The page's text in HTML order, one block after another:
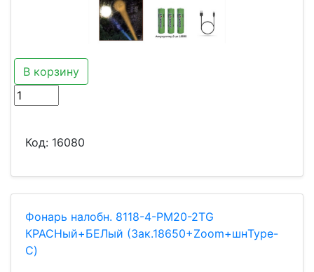
В корзину
Код: 16080
Фонарь налобн. 8118-4-PM20-2TG
КРАСНый+БЕЛый (3ак.18650+Zoom+шнType-
C)